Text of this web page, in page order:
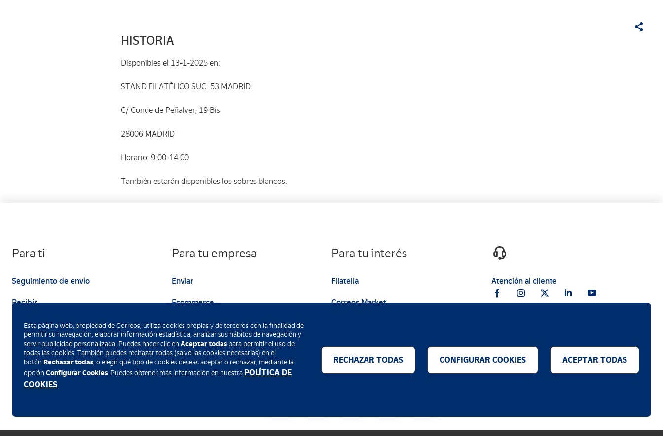
HISTORIA
Disponibles el 13-1-2025 en:
STAND FILATÉLICO SUC. 53 MADRID
C/ Conde de Peñalver, 19 Bis
28006 MADRID
Horario: 9:00-14:00
También estarán disponibles los sobres blancos.
Para ti
Seguimiento de envío
Recibir
Enviar
Para tu empresa
Enviar
Ecommerce
Marketing
Para tu interés
Filatelia
Correos Market
Atención al cliente
Descarga la App de Correos
Esta página web, propiedad de Correos, utiliza cookies propias y de terceros con la finalidad de
permitir su navegación, elaborar información estadística, analizar sus hábitos de navegación y
servir publicidad personalizada. Puedes hacer clic en Aceptar todas para permitir el uso de
todas las cookies. También puedes rechazar todas (salvo las cookies necesarias) en el
botón Rechazar todas, o elegir qué tipo de cookies deseas aceptar o rechazar, mediante la
opción Configurar Cookies. Puedes obtener más información en nuestra POLÍTICA DE
COOKIES.
RECHAZAR TODAS CONFIGURAR COOKIES ACEPTAR TODAS